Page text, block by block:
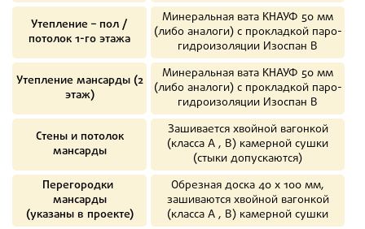
Утепление – пол /
потолок 1-го этажа
Минеральная вата КНАУФ 50 мм
(либо аналоги) с прокладкой паро-
гидроизоляции Изоспан В
Утепление мансарды (2
этаж)
Минеральная вата КНАУФ 50 мм
(либо аналоги) с прокладкой паро-
гидроизоляции Изоспан В
Стены и потолок
мансарды
Зашивается хвойной вагонкой
(класса А , В) камерной сушки
(стыки допускаются)
Перегородки
мансарды
(указаны в проекте)
Обрезная доска40 х 100мм,
зашиваются хвойной вагонкой
(класса А , В) камерной сушки